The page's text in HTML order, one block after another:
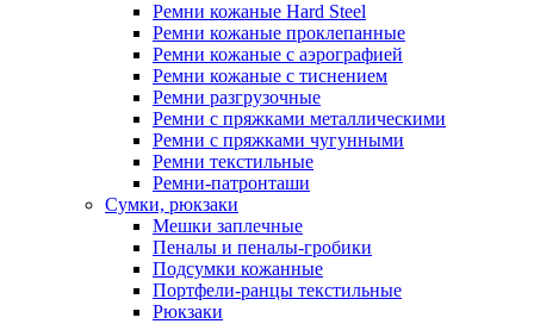
Ремни кожаные Hard Steel
Ремни кожаные проклепанные
Ремни кожаные с аэрографией
Ремни кожаные с тиснением
Ремни разгрузочные
Ремни с пряжками металлическими
Ремни с пряжками чугунными
Ремни текстильные
Ремни-патронташи
Сумки, рюкзаки
Мешки заплечные
Пеналы и пеналы-гробики
Подсумки кожанные
Портфели-ранцы текстильные
Рюкзаки